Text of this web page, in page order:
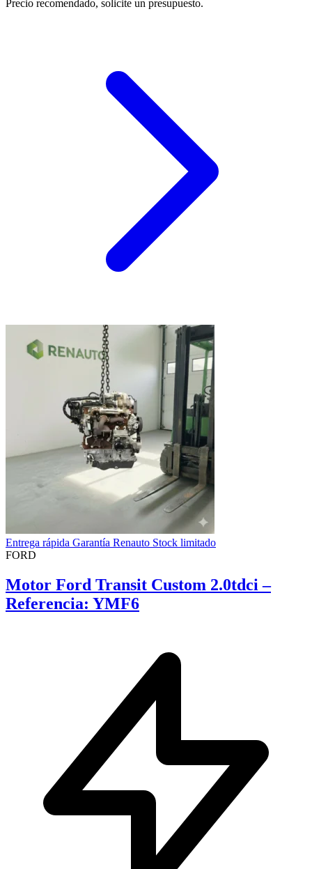
Precio recomendado, solicite un presupuesto.
Entrega rápida Garantía Renauto Stock limitado
FORD
Motor Ford Transit Custom 2.0tdci –
Referencia: YMF6